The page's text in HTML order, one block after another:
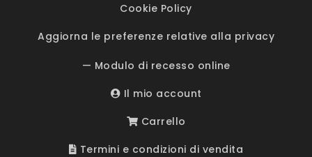
Cookie Policy
Aggiorna le preferenze relative alla privacy
— Modulo di recesso online
Il mio account
Carrello
Termini e condizioni di vendita